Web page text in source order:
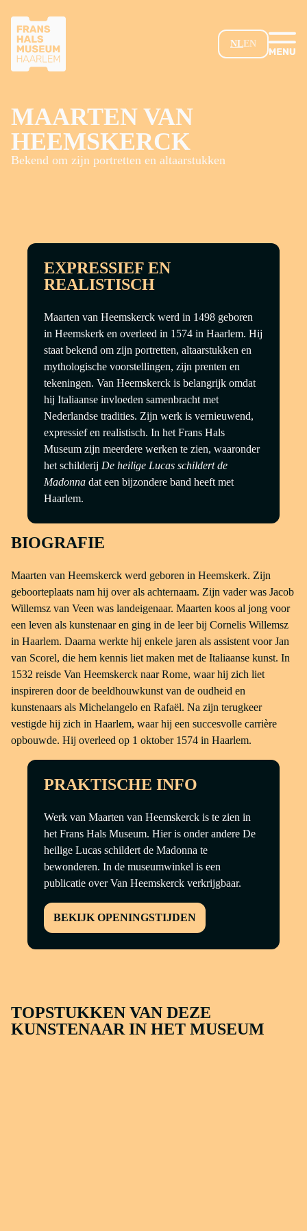
GA NAAR HOOFDINHOUD
NLEN
MAARTEN VAN
HEEMSKERCK
Bekend om zijn portretten en altaarstukken
EXPRESSIEF EN
REALISTISCH
Maarten van Heemskerck werd in 1498 geboren
in Heemskerk en overleed in 1574 in Haarlem. Hij
staat bekend om zijn portretten, altaarstukken en
mythologische voorstellingen, zijn prenten en
tekeningen. Van Heemskerck is belangrijk omdat
hij Italiaanse invloeden samenbracht met
Nederlandse tradities. Zijn werk is vernieuwend,
expressief en realistisch. In het Frans Hals
Museum zijn meerdere werken te zien, waaronder
het schilderij De heilige Lucas schildert de
Madonna dat een bijzondere band heeft met
Haarlem.
BIOGRAFIE
Maarten van Heemskerck werd geboren in Heemskerk. Zijn
geboorteplaats nam hij over als achternaam. Zijn vader was Jacob
Willemsz van Veen was landeigenaar. Maarten koos al jong voor
een leven als kunstenaar en ging in de leer bij Cornelis Willemsz
in Haarlem. Daarna werkte hij enkele jaren als assistent voor Jan
van Scorel, die hem kennis liet maken met de Italiaanse kunst. In
1532 reisde Van Heemskerck naar Rome, waar hij zich liet
inspireren door de beeldhouwkunst van de oudheid en
kunstenaars als Michelangelo en Rafaël. Na zijn terugkeer
vestigde hij zich in Haarlem, waar hij een succesvolle carrière
opbouwde. Hij overleed op 1 oktober 1574 in Haarlem.
PRAKTISCHE INFO
Werk van Maarten van Heemskerck is te zien in
het Frans Hals Museum. Hier is onder andere De
heilige Lucas schildert de Madonna te
bewonderen. In de museumwinkel is een
publicatie over Van Heemskerck verkrijgbaar.
BEKIJK OPENINGSTIJDEN
TOPSTUKKEN VAN DEZE
KUNSTENAAR IN HET MUSEUM